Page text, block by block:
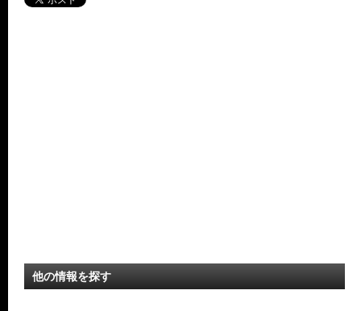
他の情報を探す